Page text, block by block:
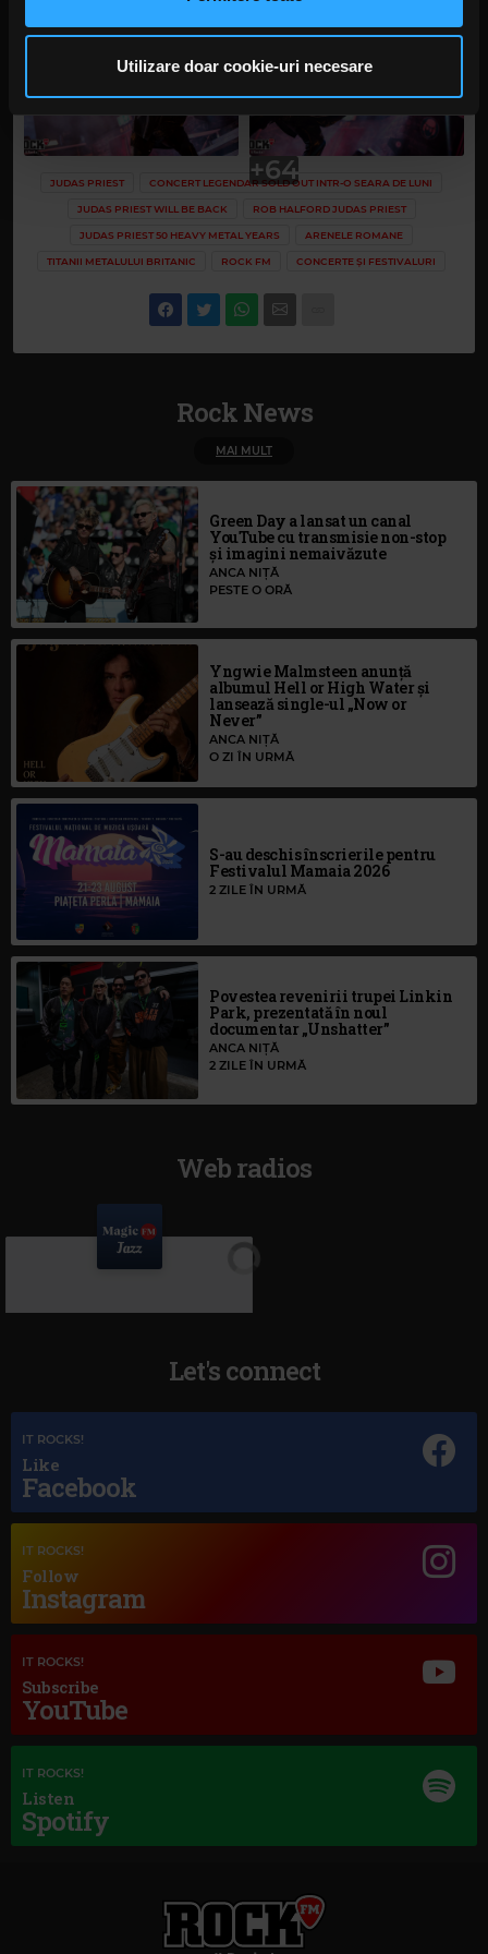
privire la modul în care folosiți site-ul nostru. Aceștia le
pot combina cu alte informații oferite de dvs. sau culese
în urma folosirii serviciilor lor. În cazul în care alegeți să
continuați să utilizați website-ul nostru, sunteți de acord
cu utilizarea modulelor noastre cookie.
Utilizare doar cookie-uri necesare
+64
JUDAS PRIEST CONCERT LEGENDAR SOLD OUT INTR-O SEARA DE LUNI
JUDAS PRIEST WILL BE BACK ROB HALFORD JUDAS PRIEST
JUDAS PRIEST 50 HEAVY METAL YEARS ARENELE ROMANE
TITANII METALULUI BRITANIC ROCK FM CONCERTE ȘI FESTIVALURI
Rock News
MAI MULT
Green Day a lansat un canal
YouTube cu transmisie non-stop
și imagini nemaivăzute
ANCA NIȚĂ
PESTE O ORĂ
Yngwie Malmsteen anunță
albumul Hell or High Water și
lansează single-ul „Now or
Never”
ANCA NIȚĂ
O ZI ÎN URMĂ
S-au deschis înscrierile pentru
Festivalul Mamaia 2026
2 ZILE ÎN URMĂ
Povestea revenirii trupei Linkin
Park, prezentată în noul
documentar „Unshatter”
ANCA NIȚĂ
2 ZILE ÎN URMĂ
Web radios
Magic Jazz
Let's connect
IT ROCKS!
Like
Facebook
IT ROCKS!
Follow
Instagram
IT ROCKS!
Subscribe
YouTube
IT ROCKS!
Listen
Spotify